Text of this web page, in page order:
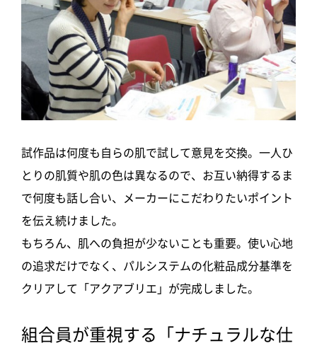
試作品は何度も自らの肌で試して意見を交換。一人ひ
とりの肌質や肌の色は異なるので、お互い納得するま
で何度も話し合い、メーカーにこだわりたいポイント
を伝え続けました。
もちろん、肌への負担が少ないことも重要。使い心地
の追求だけでなく、パルシステムの化粧品成分基準を
クリアして「アクアブリエ」が完成しました。
組合員が重視する「ナチュラルな仕